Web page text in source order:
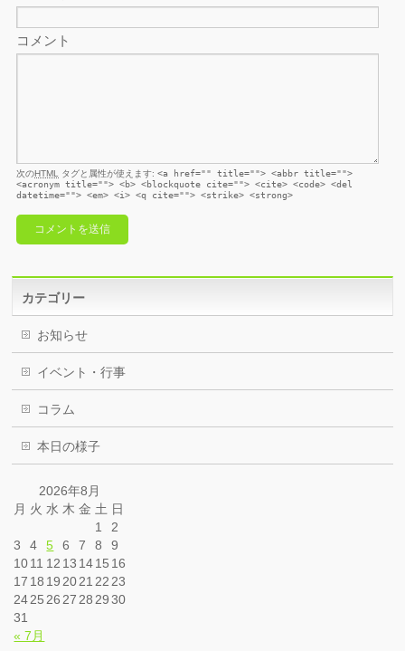
コメント
次のHTML タグと属性が使えます:<a href="" title=""> <abbr title="">
<acronym title=""> <b> <blockquote cite=""> <cite> <code> <del
datetime=""> <em> <i> <q cite=""> <strike> <strong>
カテゴリー
お知らせ
イベント・行事
コラム
本日の様子
2026年8月
月 火 水 木 金 土 日
« 7月
1
2
3
4 5 6 7 8
9
1011 12 13 1415 16
17 18 19 2021 22 23
2425 26 27 28 29 30
31